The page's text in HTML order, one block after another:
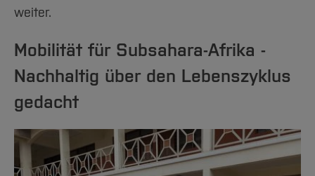
weiter.
Mobilität für Subsahara-Afrika -
Nachhaltig über den Lebenszyklus
gedacht